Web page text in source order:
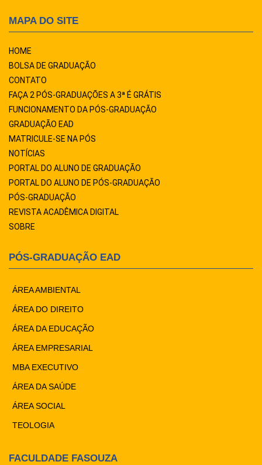
MAPA DO SITE
HOME
BOLSA DE GRADUAÇÃO
CONTATO
FAÇA 2 PÓS-GRADUAÇÕES A 3ª É GRÁTIS
FUNCIONAMENTO DA PÓS-GRADUAÇÃO
GRADUAÇÃO EAD
MATRICULE-SE NA PÓS
NOTÍCIAS
PORTAL DO ALUNO DE GRADUAÇÃO
PORTAL DO ALUNO DE PÓS-GRADUAÇÃO
PÓS-GRADUAÇÃO
REVISTA ACADÊMICA DIGITAL
SOBRE
PÓS-GRADUAÇÃO EAD
ÁREA AMBIENTAL
ÁREA DO DIREITO
ÁREA DA EDUCAÇÃO
ÁREA EMPRESARIAL
MBA EXECUTIVO
ÁREA DA SAÚDE
ÁREA SOCIAL
TEOLOGIA
FACULDADE FASOUZA